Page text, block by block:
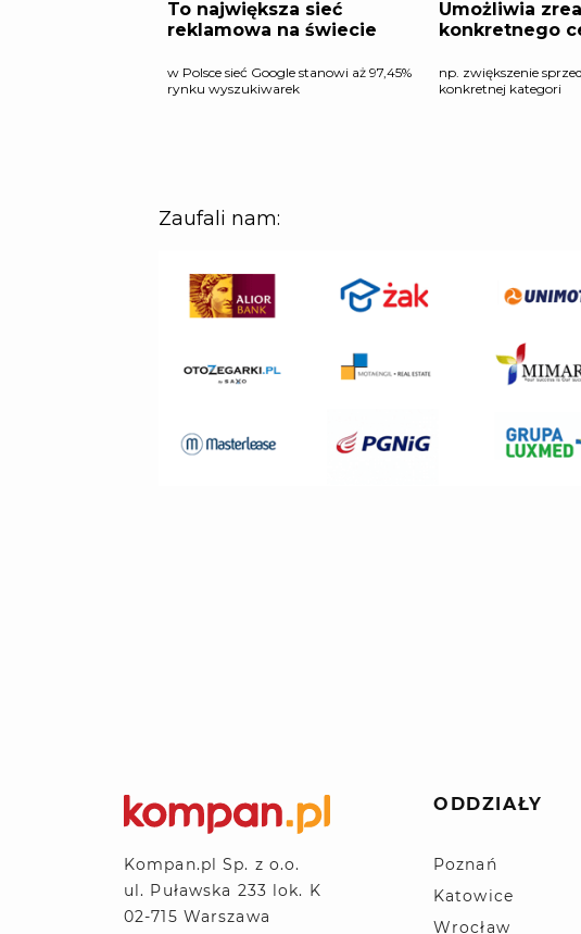
Kompan.pl Sp. z o.o.
ul. Puławska 233 lok. K
02-715 Warszawa
ODDZIAŁY
Poznań
Katowice
Wrocław